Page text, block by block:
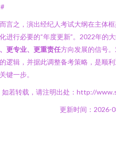
言之，演出经纪人考试大纲在主体
进行必要的“年度更新”。2022年的
更专业、更重责任方向发展的信号
逻辑，并据此调整备考策略，是顺
键一步。
如若转载，请注明出处：http://
更新时间：2026-